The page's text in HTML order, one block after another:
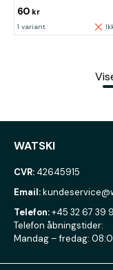
60 kr
1 variant
WATSKI
CVR: 42645915
Email:
Telefon:+45 32 67 39
Telefon åbningstider:
Mandag – fredag: